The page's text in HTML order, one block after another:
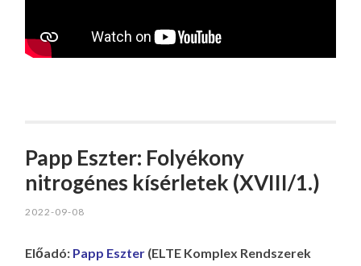
Papp Eszter: Folyékony
nitrogénes kísérletek (XVIII/1.)
2022-09-08
Előadó: Papp Eszter (ELTE Komplex Rendszerek